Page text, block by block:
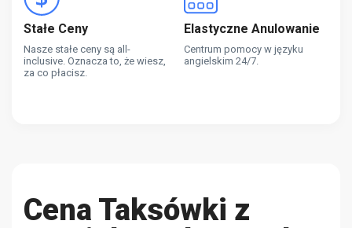
Stałe Ceny
Nasze stałe ceny są all-
inclusive. Oznacza to, że wiesz,
za co płacisz.
Elastyczne Anulowanie
Centrum pomocy w języku
angielskim 24/7.
Cena Taksówki z